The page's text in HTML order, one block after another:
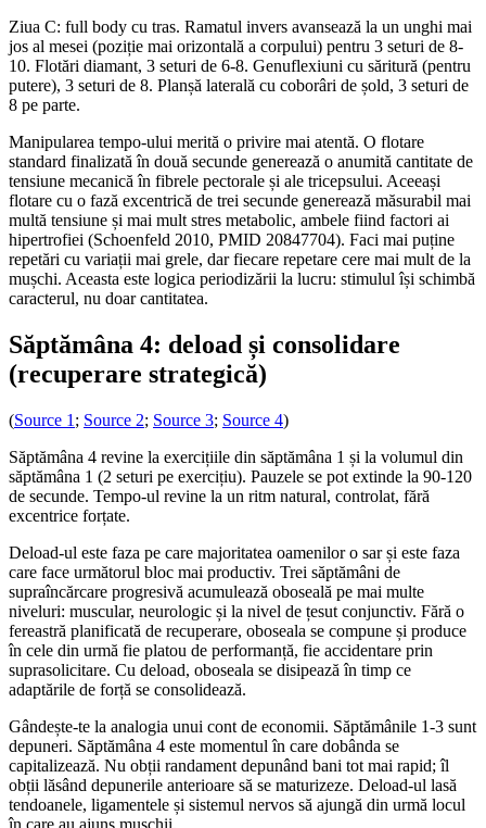
Ziua C: full body cu tras. Ramatul invers avansează la un unghi mai
jos al mesei (poziție mai orizontală a corpului) pentru 3 seturi de 8-
10. Flotări diamant, 3 seturi de 6-8. Genuflexiuni cu săritură (pentru
putere), 3 seturi de 8. Planșă laterală cu coborâri de șold, 3 seturi de
8 pe parte.
Manipularea tempo-ului merită o privire mai atentă. O flotare
standard finalizată în două secunde generează o anumită cantitate de
tensiune mecanică în fibrele pectorale și ale tricepsului. Aceeași
flotare cu o fază excentrică de trei secunde generează măsurabil mai
multă tensiune și mai mult stres metabolic, ambele fiind factori ai
hipertrofiei (Schoenfeld 2010, PMID 20847704). Faci mai puține
repetări cu variații mai grele, dar fiecare repetare cere mai mult de la
mușchi. Aceasta este logica periodizării la lucru: stimulul își schimbă
caracterul, nu doar cantitatea.
Săptămâna 4: deload și consolidare
(recuperare strategică)
(Source 1 ; Source 2; Source 3; Source 4)
Săptămâna 4 revine la exercițiile din săptămâna 1 și la volumul din
săptămâna 1 (2 seturi pe exercițiu). Pauzele se pot extinde la 90-120
de secunde. Tempo-ul revine la un ritm natural, controlat, fără
excentrice forțate.
Deload-ul este faza pe care majoritatea oamenilor o sar și este faza
care face următorul bloc mai productiv. Trei săptămâni de
supraîncărcare progresivă acumulează oboseală pe mai multe
niveluri: muscular, neurologic și la nivel de țesut conjunctiv. Fără o
fereastră planificată de recuperare, oboseala se compune și produce
în cele din urmă fie platou de performanță, fie accidentare prin
suprasolicitare. Cu deload, oboseala se disipează în timp ce
adaptările de forță se consolidează.
Gândește-te la analogia unui cont de economii. Săptămânile 1-3 sunt
depuneri. Săptămâna 4 este momentul în care dobânda se
capitalizează. Nu obții randament depunând bani tot mai rapid; îl
obții lăsând depunerile anterioare să se maturizeze. Deload-ul lasă
tendoanele, ligamentele și sistemul nervos să ajungă din urmă locul
în care au ajuns mușchii.